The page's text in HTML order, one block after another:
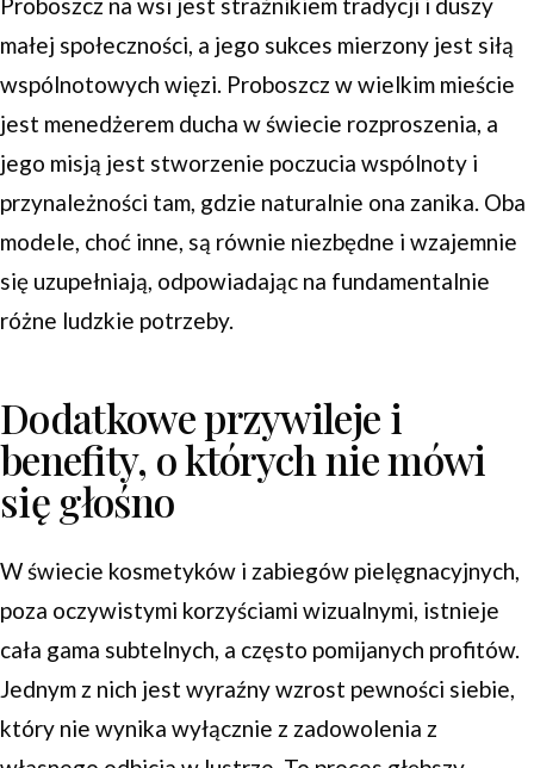
małej społeczności, a jego sukces mierzony jest siłą
wspólnotowych więzi. Proboszcz w wielkim mieście
jest menedżerem ducha w świecie rozproszenia, a
jego misją jest stworzenie poczucia wspólnoty i
przynależności tam, gdzie naturalnie ona zanika. Oba
modele, choć inne, są równie niezbędne i wzajemnie
się uzupełniają, odpowiadając na fundamentalnie
różne ludzkie potrzeby.
Dodatkowe przywileje i
benefity, o których nie mówi
się głośno
W świecie kosmetyków i zabiegów pielęgnacyjnych,
poza oczywistymi korzyściami wizualnymi, istnieje
cała gama subtelnych, a często pomijanych profitów.
Jednym z nich jest wyraźny wzrost pewności siebie,
który nie wynika wyłącznie z zadowolenia z